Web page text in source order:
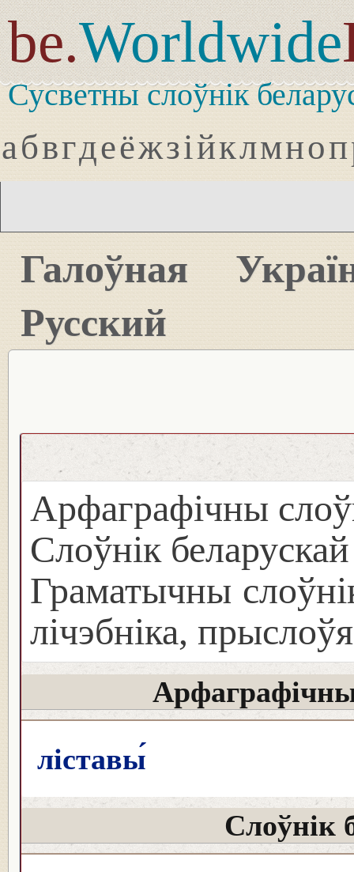
be.Worldwide
Сусветны слоўнік
абвгдеёжзійклмноп
Галоўная
Русский
Арфаграфічны
Слоўнік
Граматычны
лічэбніка, прыслоўя
ліставы́
Слоўнік